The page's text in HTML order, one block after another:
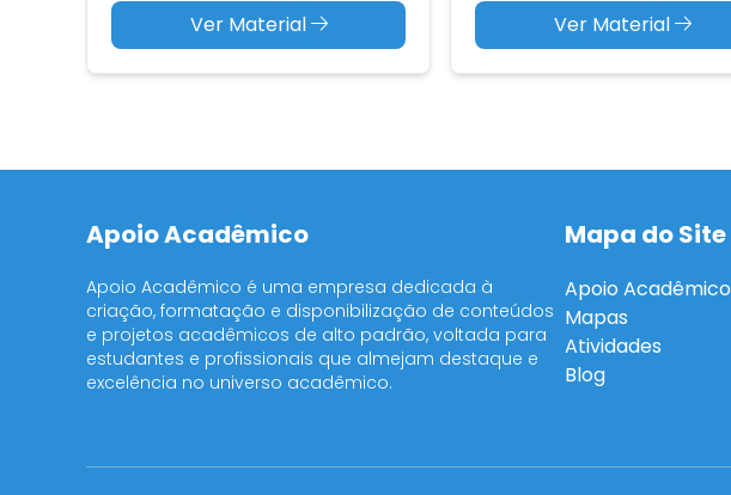
Ver Material Ver Material
Apoio Acadêmico
Apoio Acadêmico é uma empresa dedicada à
criação, formatação e disponibilização de conteúdos
e projetos acadêmicos de alto padrão, voltada para
estudantes e profissionais que almejam destaque e
excelência no universo acadêmico.
Mapa do Site
Apoio Acadêmico
Mapas
Atividades
Blog